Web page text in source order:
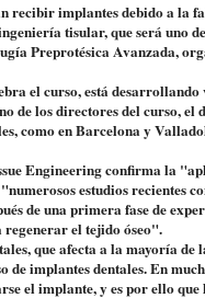
recibir implantes debido a la
tisular, que será uno
Preprotésica Avanzada,
el curso, está
de los directores del curso,
como en Barcelona y
Engineering confirma la
estudios recientes
de una primera fase de
regenerar el tejido óseo".
que afecta a la mayoría de
de implantes dentales. En
el implante, y es por ello